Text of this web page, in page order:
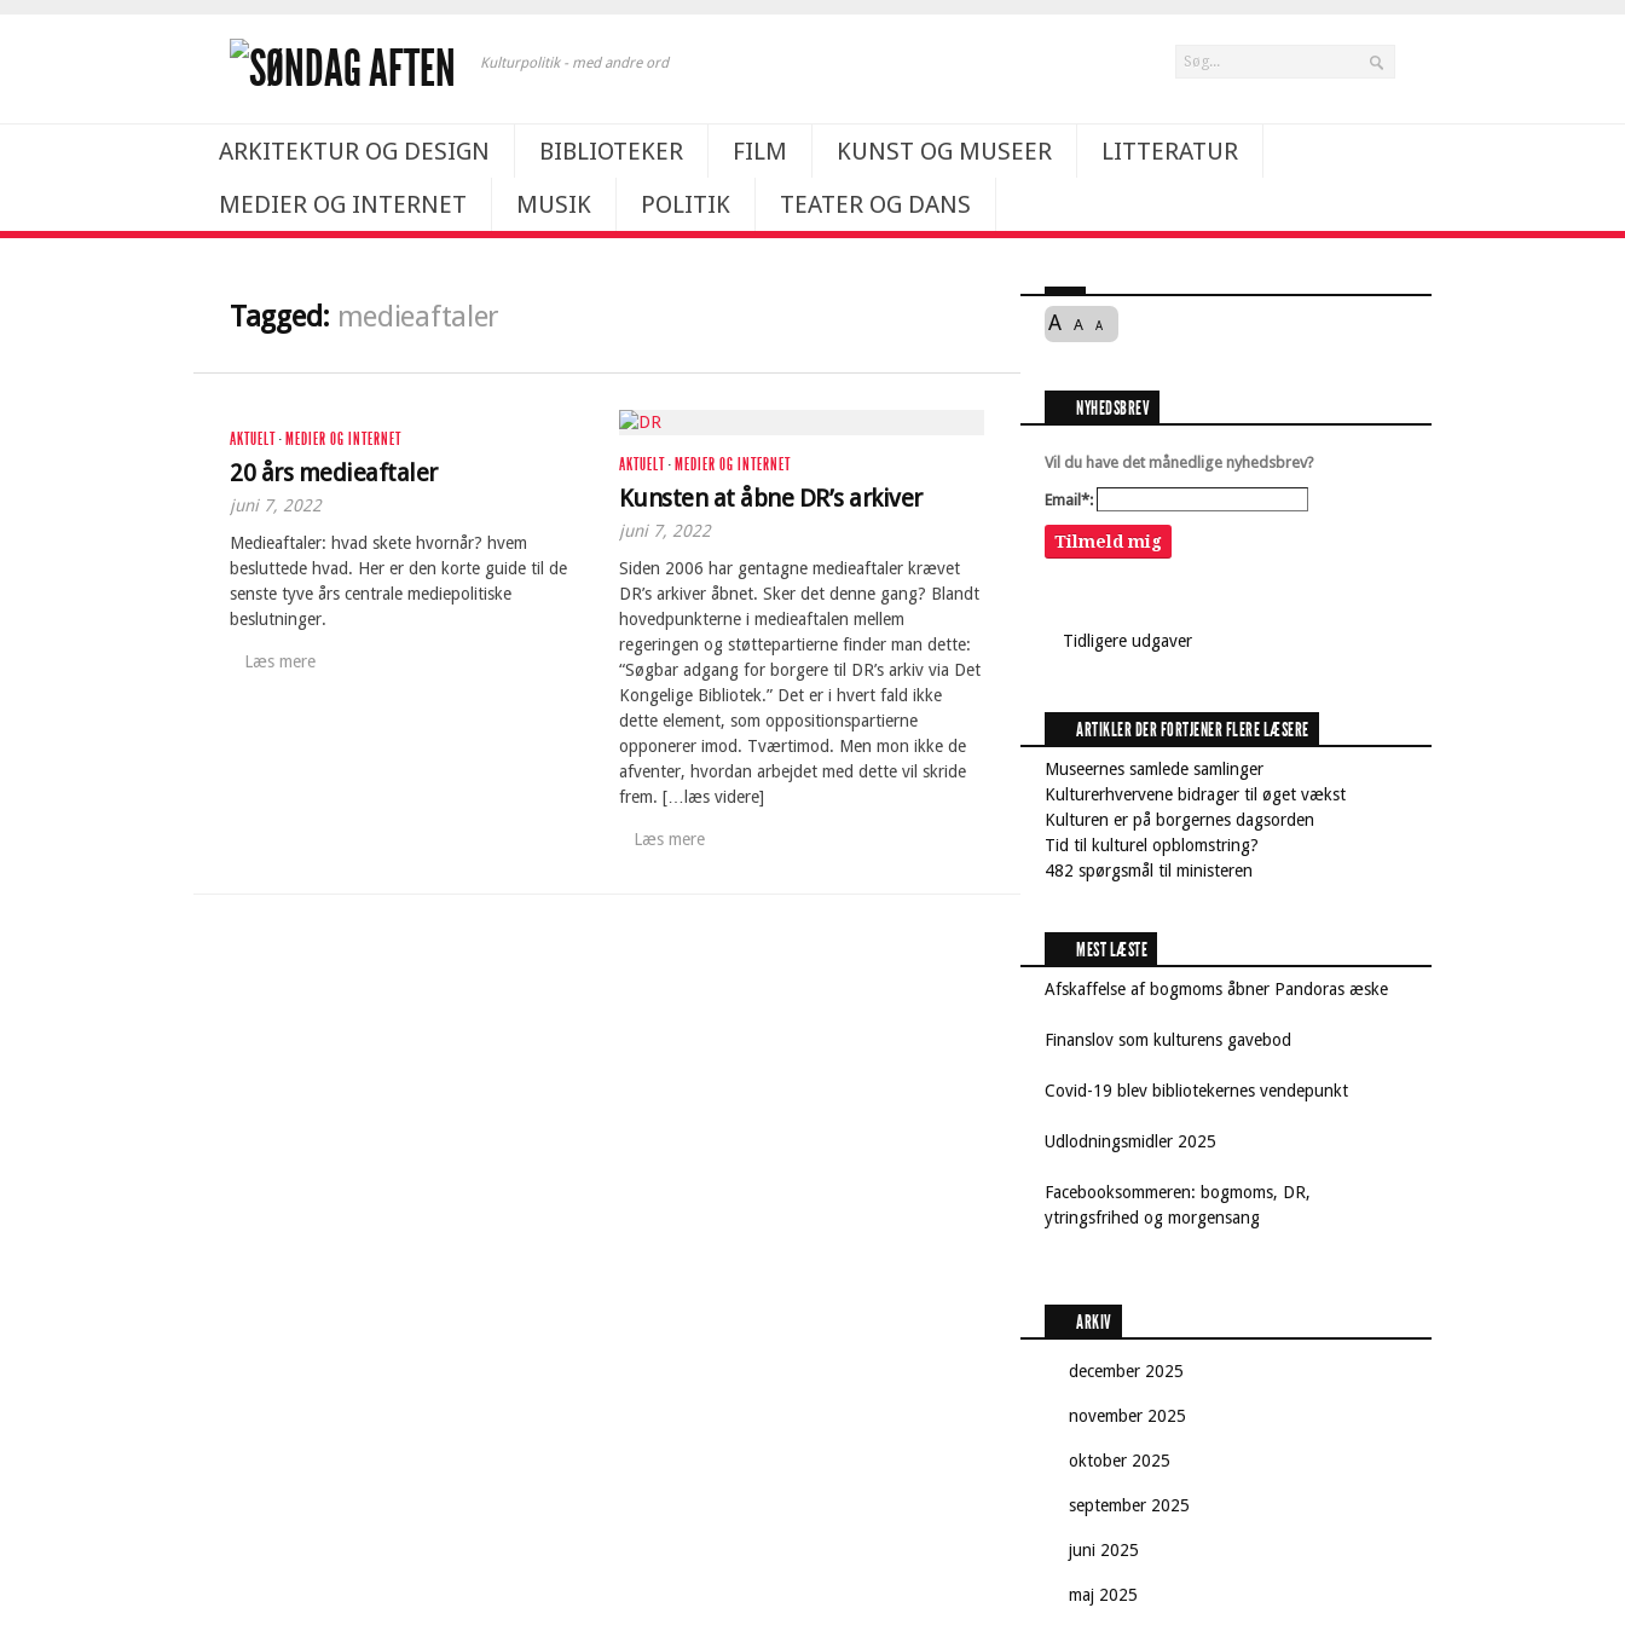
Kulturpolitik - med andre ord
ARKITEKTUR OG DESIGN BIBLIOTEKER FILM KUNST OG MUSEER
LITTERATUR
MEDIER OG INTERNET
MUSIK POLITIK TEATER OG DANS
Tagged: medieaftaler
AKTUELT· MEDIER OG INTERNET
20 års medieaftaler
juni 7, 2022
Medieaftaler: hvad skete hvornår? hvem
besluttede hvad. Her er den korte guide til de
senste tyve års centrale mediepolitiske
beslutninger.
Læs mere
AKTUELT· MEDIER OG INTERNET
Kunsten at åbne DR’s arkiver
juni 7, 2022
Siden 2006 har gentagne medieaftaler krævet
DR’s arkiver åbnet. Sker det denne gang? Blandt
hovedpunkterne i medieaftalen mellem
regeringen og støttepartierne finder man dette:
“Søgbar adgang for borgere til DR’s arkiv via Det
Kongelige Bibliotek.” Det er i hvert fald ikke
dette element, som oppositionspartierne
opponerer imod. Tværtimod. Men mon ikke de
afventer, hvordan arbejdet med dette vil skride
frem. […læs videre]
Læs mere
A A A
NYHEDSBREV
Vil du have det månedlige nyhedsbrev?
Email*:
Tilmeld mig
Tidligere udgaver
ARTIKLER DER FORTJENER FLERE LÆSERE
Museernes samlede samlinger
Kulturerhvervene bidrager til øget vækst
Kulturen er på borgernes dagsorden
Tid til kulturel opblomstring?
482 spørgsmål til ministeren
MEST LÆSTE
Afskaffelse af bogmoms åbner Pandoras æske
Finanslov som kulturens gavebod
Covid-19 blev bibliotekernes vendepunkt
Udlodningsmidler 2025
Facebooksommeren: bogmoms, DR,
ytringsfrihed og morgensang
ARKIV
december 2025
november 2025
oktober 2025
september 2025
juni 2025
maj 2025